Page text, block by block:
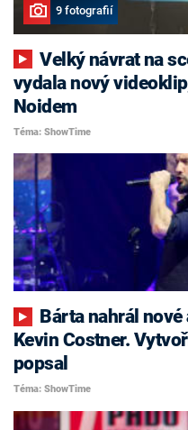
9 fotografií
Velký návrat na scénu: Ilona Csáková
vydala nový
Noidem
Téma: ShowTime
Kevin Costner.
popsal
Téma: ShowTime